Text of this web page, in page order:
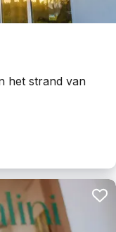
het strand van